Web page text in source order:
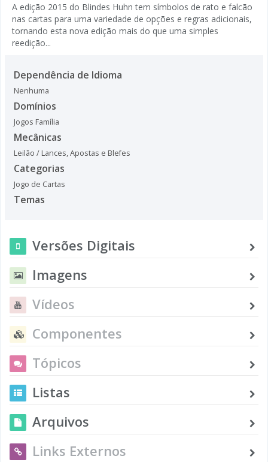
A edição 2015 do Blindes Huhn tem símbolos de rato e falcão
nas cartas para uma variedade de opções e regras adicionais,
tornando esta nova edição mais do que uma simples
reedição...
Dependência de Idioma
Nenhuma
Domínios
Jogos Família
Mecânicas
Leilão / Lances,Apostas e Blefes
Categorias
Jogo de Cartas
Temas
Versões Digitais
Imagens
Vídeos
Componentes
Tópicos
Listas
Arquivos
Links Externos